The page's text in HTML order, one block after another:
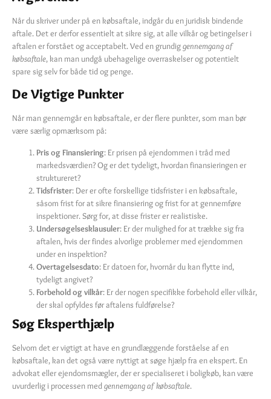
Når du skriver under på en købsaftale, indgår du en juridisk bindende
aftale. Det er derfor essentielt at sikre sig, at alle vilkår og betingelser i
aftalen er forstået og acceptabelt. Ved en grundiggennemgang af
købsaftale, kan man undgå ubehagelige overraskelser og potentielt
spare sig selv for både tid og penge.
De Vigtige Punkter
Når man gennemgår en købsaftale, er der flere punkter, som man bør
være særlig opmærksom på:
Pris og Finansiering: Er prisen på ejendommen i tråd med
markedsværdien? Og er det tydeligt, hvordan finansieringen er
struktureret?
Tidsfrister: Der er ofte forskellige tidsfrister i en købsaftale,
såsom frist for at sikre finansiering og frist for at gennemføre
inspektioner. Sørg for, at disse frister er realistiske.
Undersøgelsesklausuler: Er der mulighed for at trække sig fra
aftalen, hvis der findes alvorlige problemer med ejendommen
under en inspektion?
Overtagelsesdato: Er datoen for, hvornår du kan flytte ind,
tydeligt angivet?
Forbehold og vilkår: Er der nogen specifikke forbehold eller vilkår,
der skal opfyldes før aftalens fuldførelse?
Søg Eksperthjælp
Selvom det er vigtigt at have en grundlæggende forståelse af en
købsaftale, kan det også være nyttigt at søge hjælp fra en ekspert. En
advokat eller ejendomsmægler, der er specialiseret i boligkøb, kan være
uvurderlig i processen medgennemgang af købsaftale.